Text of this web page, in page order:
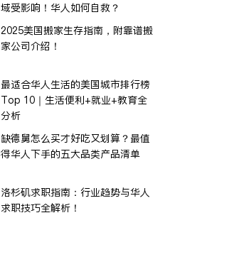
域受影响！华人如何自救？
2025美国搬家生存指南，附靠谱搬
家公司介绍！
最适合华人生活的美国城市排行榜
Top 10｜生活便利+就业+教育全
分析
缺德舅怎么买才好吃又划算？最值
得华人下手的五大品类产品清单
洛杉矶求职指南：行业趋势与华人
求职技巧全解析！